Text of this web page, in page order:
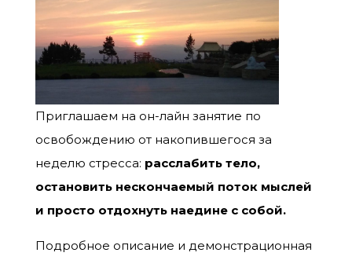
Приглашаем на он-лайн занятие по
освобождению от накопившегося за
неделю стресса: расслабить тело,
остановить нескончаемый поток мыслей
и просто отдохнуть наедине с собой.
Подробное описание и демонстрационная